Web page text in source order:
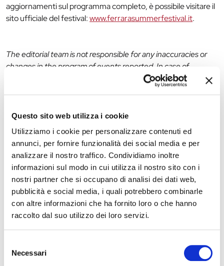
Questo sito web utilizza i cookie
Utilizziamo i cookie per personalizzare contenuti ed
annunci, per fornire funzionalità dei social media e per
analizzare il nostro traffico. Condividiamo inoltre
informazioni sul modo in cui utilizza il nostro sito con i
nostri partner che si occupano di analisi dei dati web,
pubblicità e social media, i quali potrebbero combinarle
con altre informazioni che ha fornito loro o che hanno
raccolto dal suo utilizzo dei loro servizi.
delNecessari
aggiornamenti sul programma completo, è possibile visitare il
sito ufficiale del festival:www.ferrarasummerfestival.it.
The editorial team is not responsible for any inaccuracies or
changes in the program of events reported. In case of
cancellation, variation, modification of the information of an
infotur@comune.fe.it.